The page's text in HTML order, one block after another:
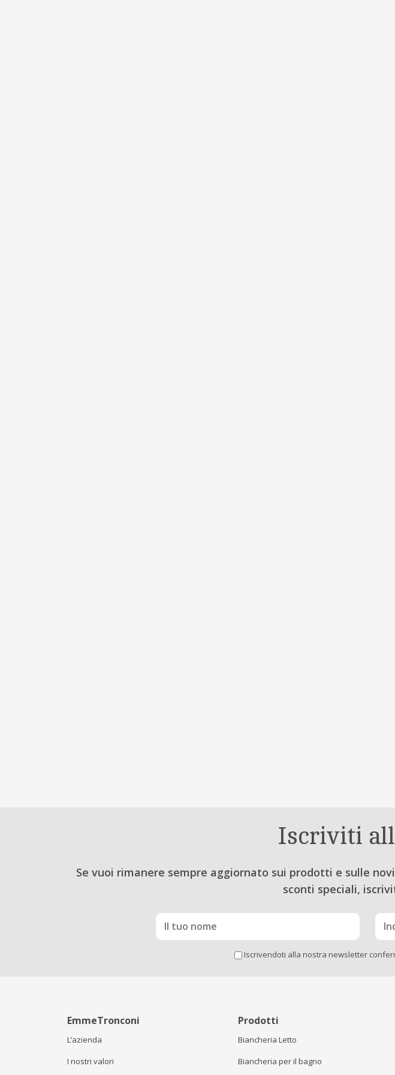
Iscriviti
Se vuoi rimanere sempre aggiornato sui prodotti e sulle
sconti speciali,
Iscrivendoti alla nostra newsletter
EmmeTronconi
L’azienda
I nostri valori
Prodotti
Biancheria Letto
Biancheria per il bagno